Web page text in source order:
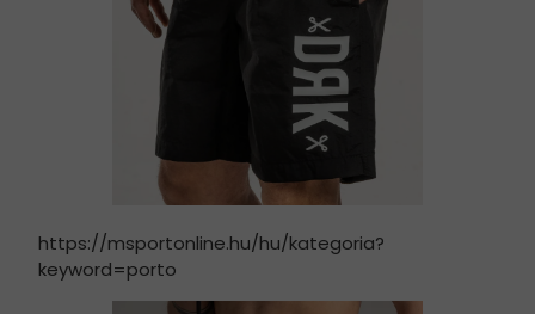
https://msportonline.hu/hu/kategoria?
keyword=porto